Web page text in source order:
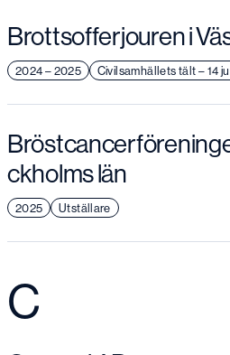
Brottsofferjouren i
2024 – 2025 Civilsamhällets tält – 14
ckholms län
2025 Utställare
C